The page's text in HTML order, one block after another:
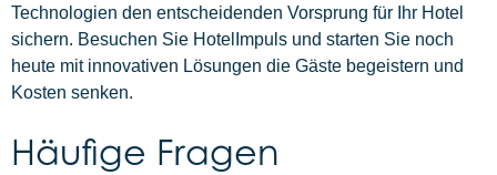
Technologien den entscheidenden Vorsprung für Ihr Hotel
sichern. Besuchen Sie HotelImpuls und starten Sie noch
heute mit innovativen Lösungen die Gäste begeistern und
Kosten senken.
Häufige Fragen